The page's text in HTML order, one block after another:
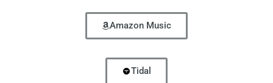
Amazon Music
Tidal